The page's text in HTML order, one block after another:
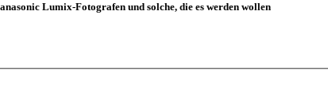
Lumix-Fotografen und solche, die es werden wollen